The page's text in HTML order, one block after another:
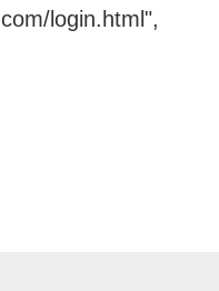
login.html",